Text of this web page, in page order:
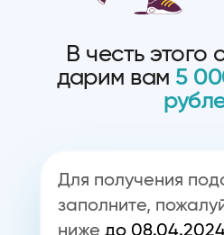
В честь этого
дарим вам 5
Для получения
заполните,
ниже до